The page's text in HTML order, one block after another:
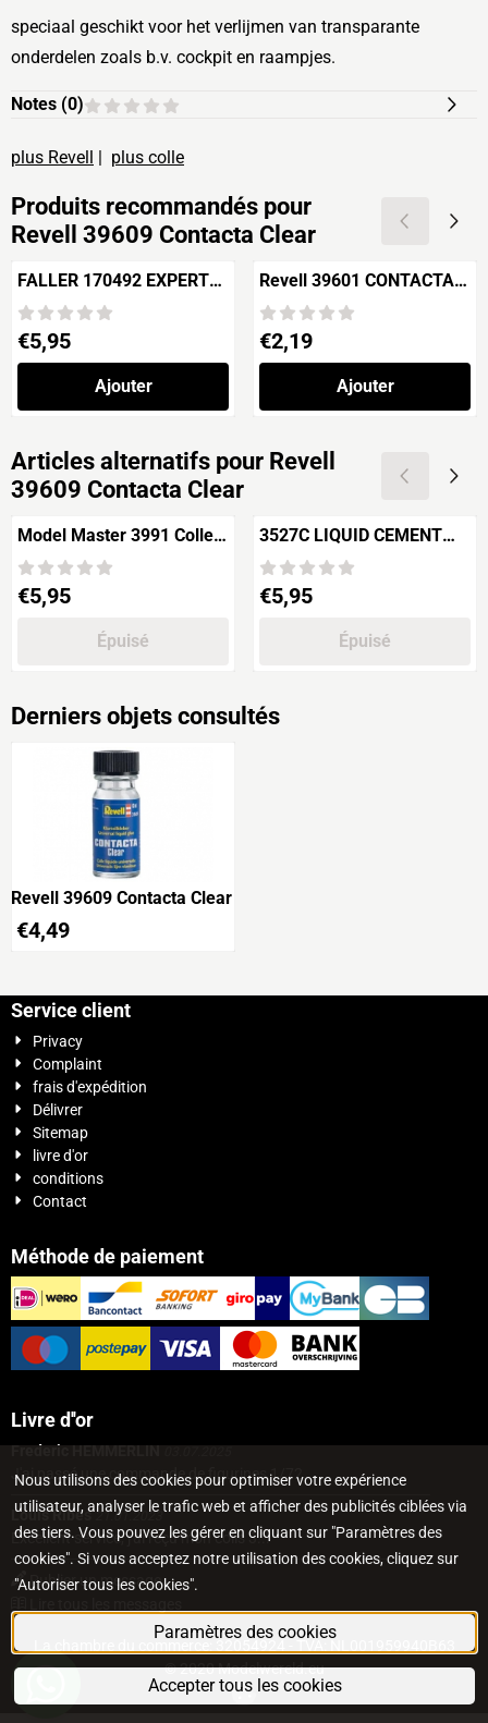
speciaal geschikt voor het verlijmen van transparante
onderdelen zoals b.v. cockpit en raampjes.
Notes (0)
plus Revell plus colle
Produits recommandés pour
Revell 39609 Contacta Clear
FALLER 170492 EXPERT
PLASTIQUE
Prix: 5,95
€5,95
Ajouter
Revell 39601 CONTACTA
Liquid Colle plastique
liquide
Prix: 2,19
€2,19
Ajouter
Articles alternatifs pour Revell
39609 Contacta Clear
Model Master 3991 Colle
Liquide pour Plastique
Prix: 5,95
€5,95
Épuisé
3527C LIQUID CEMENT
"NON-TOXIC"
Prix: 5,95
€5,95
Épuisé
Derniers objets consultés
Revell 39609 Contacta Clear
€4,49
Service client
Privacy
Complaint
frais d'expédition
Délivrer
Sitemap
livre d'or
conditions
Contact
Méthode de paiement
Livre d''or
Frederic HEMMERLIN
J'ai passé une commande de figurines 1/72...
Louis Ribes 21.01.2023
Excellent service, j'ai reçu mon colis 3...
Publier un message
© 2020 Modelwereld.eu
Nous utilisons des cookies pour optimiser votre expérience
utilisateur, analyser le trafic web et afficher des publicités ciblées via
des tiers. Vous pouvez les gérer en cliquant sur "Paramètres des
cookies". Si vous acceptez notre utilisation des cookies, cliquez sur
"Autoriser tous les cookies".
Paramètres des cookies
Accepter tous les cookies